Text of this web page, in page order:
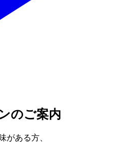
のご案内
がある方、